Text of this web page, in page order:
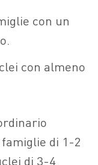
con un
con almeno
di 1-2
di 3-4